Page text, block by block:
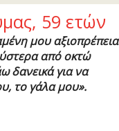
59 ετών
μου
από οκτώ
δανεικά για να
το γάλα μου».